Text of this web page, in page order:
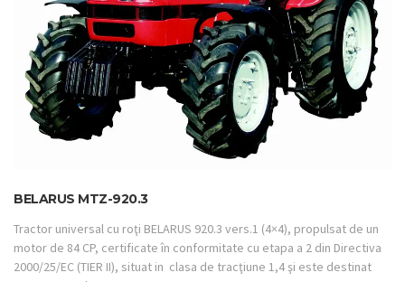
BELARUS MTZ-920.3
Tractor universal cu roţi BELARUS 920.3 vers.1 (4×4), propulsat de un
motor de 84 CP, certificate în conformitate cu etapa a 2 din Directiva
2000/25/ЕС (TIER II), situat in clasa de tracţiune 1,4 şi este destinat